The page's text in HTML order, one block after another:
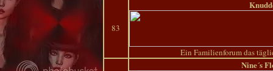
83
Ein Familienforum das
Nine´s